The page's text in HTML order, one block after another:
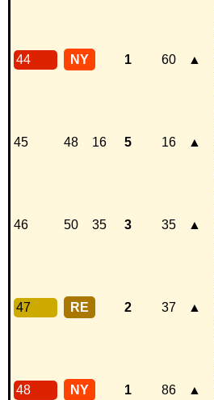
44 NY 1 60 ▲
45 48 16 5 16 ▲
46 50 35 3 35 ▲
47 RE 2 37 ▲
48 NY 1 86 ▲